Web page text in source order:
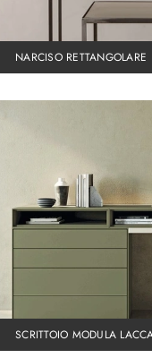
NARCISO RETTANGOLARE
SCRITTOIO MODULA